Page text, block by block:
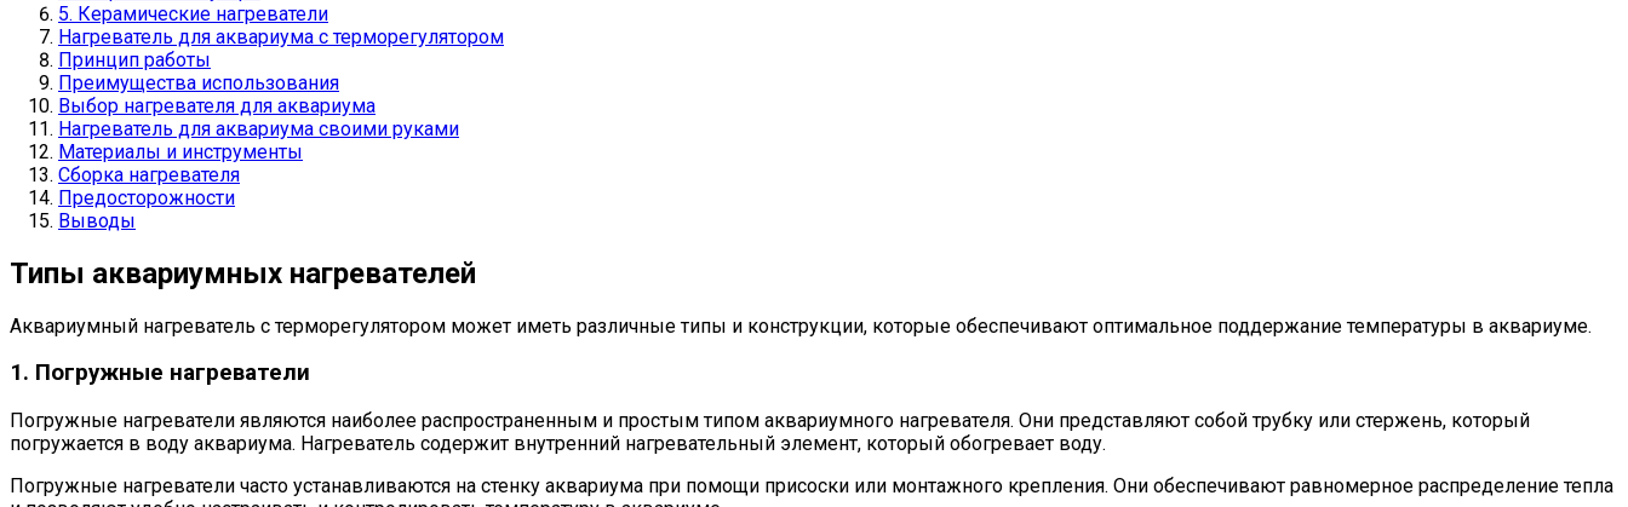
5. Керамические нагреватели
Нагреватель для аквариума с терморегулятором
Принцип работы
Преимущества использования
Выбор нагревателя для аквариума
Нагреватель для аквариума своими руками
Материалы и инструменты
Сборка нагревателя
Предосторожности
Выводы
Типы аквариумных нагревателей
Аквариумный нагреватель с терморегулятором может иметь различные типы и конструкции, которые обеспечивают оптимальное поддержание температуры в аквариуме.
1. Погружные нагреватели
Погружные нагреватели являются наиболее распространенным и простым типом аквариумного нагревателя. Они представляют собой трубку или стержень, который
погружается в воду аквариума. Нагреватель содержит внутренний нагревательный элемент, который обогревает воду.
Погружные нагреватели часто устанавливаются на стенку аквариума при помощи присоски или монтажного крепления. Они обеспечивают равномерное распределение тепла